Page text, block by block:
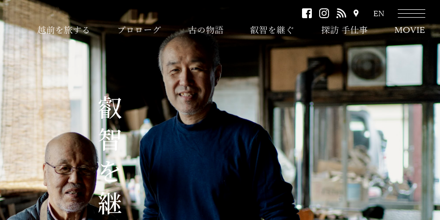
facebookinstagram
RSS
ク
セ
ス
EN
越前を旅する プロローグ 古の物語 叡智を継ぐ 探訪 手仕事 MOVIE